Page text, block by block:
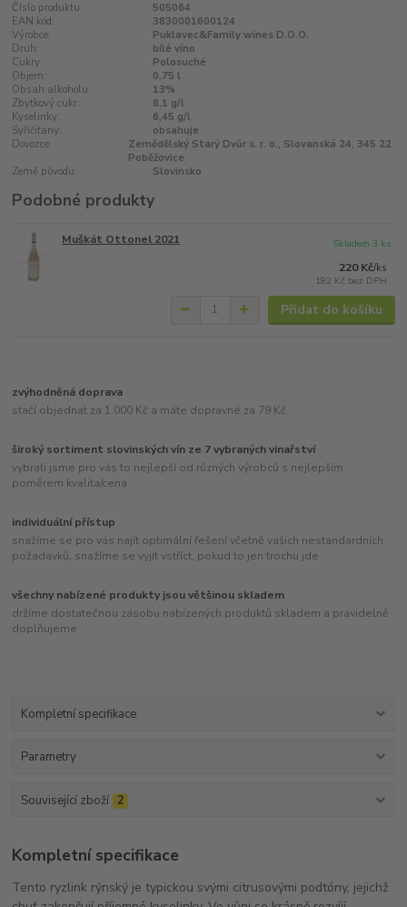
Číslo produktu:
505064
EAN kód:
3830001600124
Výrobce:
Puklavec&Family wines D.O.O.
Druh:
bílé víno
Cukry:
Polosuché
Objem:
0,75 l
Obsah alkoholu:
13%
Zbytkový cukr:
8,1 g/l
Kyselinky:
6,45 g/l
Syřičitany:
obsahuje
Dovozce:
Zemědělský Starý Dvůr s. r. o., Slovanská 24, 345 22
Poběžovice
Země původu:
Slovinsko
Podobné produkty
Muškát Ottonel 2021
220 Kč/ks
182 Kč bez DPH
Skladem 3 ks
Přidat do košíku
zvýhodněná doprava
stačí objednat za 1.000 Kč a máte dopravné za 79 Kč
široký sortiment slovinských vín ze 7 vybraných vinařství
vybrali jsme pro vás to nejlepší od různých výrobců s nejlepším
poměrem kvalita/cena
individuální přístup
snažíme se pro vás najít optimální řešení včetně vašich nestandardních
požadavků, snažíme se vyjít vstříct, pokud to jen trochu jde
všechny nabízené produkty jsou většinou skladem
držíme dostatečnou zásobu nabízených produktů skladem a pravidelně
doplňujeme
Kompletní specifikace
Parametry
Související zboží 2
Kompletní specifikace
Tento ryzlink rýnský je typickou svými citrusovými podtóny, jejichž